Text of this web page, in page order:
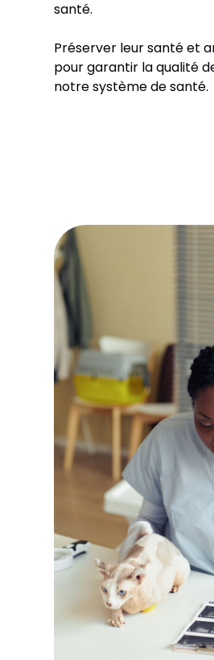
santé.
Préserver leur santé et
pour garantir la qualité
notre système de santé.